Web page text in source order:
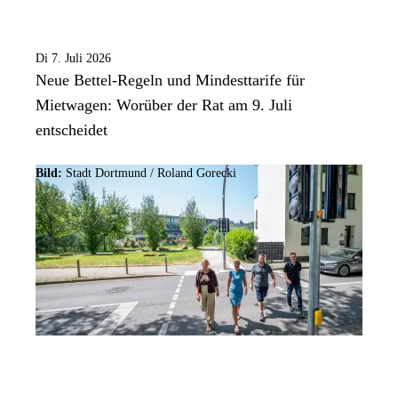
Di 7. Juli 2026
Neue Bettel-Regeln und Mindesttarife für
Mietwagen: Worüber der Rat am 9. Juli
entscheidet
Bild: Stadt Dortmund / Roland Gorecki